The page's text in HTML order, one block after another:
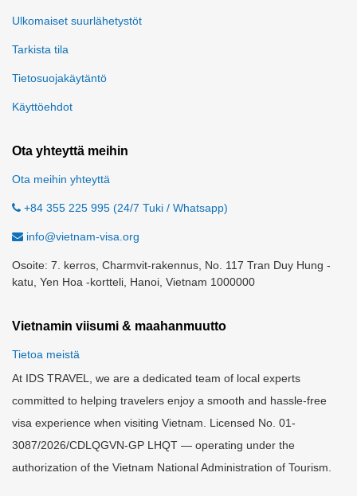
Ulkomaiset suurlähetystöt
Tarkista tila
Tietosuojakäytäntö
Käyttöehdot
Ota yhteyttä meihin
Ota meihin yhteyttä
+84 355 225 995 (24/7 Tuki / Whatsapp)
info@vietnam-visa.org
Osoite: 7. kerros, Charmvit-rakennus, No. 117 Tran Duy Hung -
katu, Yen Hoa -kortteli, Hanoi, Vietnam 1000000
Vietnamin viisumi & maahanmuutto
Tietoa meistä
At IDS TRAVEL, we are a dedicated team of local experts
committed to helping travelers enjoy a smooth and hassle-free
visa experience when visiting Vietnam. Licensed No. 01-
3087/2026/CDLQGVN-GP LHQT — operating under the
authorization of the Vietnam National Administration of Tourism.